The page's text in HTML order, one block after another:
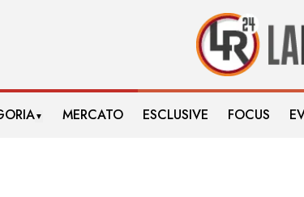
▼ MERCATO ESCLUSIVE FOCUS